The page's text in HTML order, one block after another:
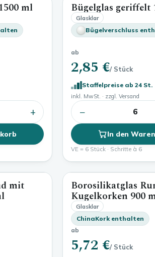
1500 ml
ml
+
Bügelglas geriffelt
Glasklar
Bügelverschluss
ab
2,85 €/ Stück
Staffelpreise ab 24 St.
inkl. MwSt. · zzgl. Versand
− 6
In den
VE = 6 Stück · Schritte à 6
650 ml
mit Borosilikatglas
Kugelkorken 900
Glasklar
ChinaKork enthalten
ab
5,72 €/ Stück